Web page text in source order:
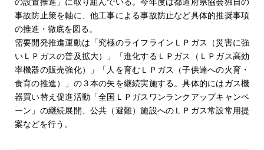
の設置推進」に取り組んでいる。今年度は都道府県協会独自の
事故防止策を軸に、他工事による事故防止など具体的推奨事項
の推進・徹底を図る。
需要開発推進運動は「究極のライフラインＬＰガス（災害に強
いＬＰガスの普及拡大）」「進化するＬＰガス（ＬＰガス高効
率機器の販売強化）」「人を育むＬＰガス（子供達への火育・
食育の推進）」の３本の矢を継続実施する。具体的にはガス機
器買い替え促進活動「全国ＬＰガスワンランクアップキャンペ
ーン」の継続展開、公共（避難）施設へのＬＰガス常設常用提
案などを行う。